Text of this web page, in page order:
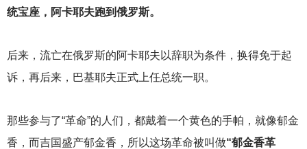
统宝座，阿卡耶夫跑到俄罗斯。
后来，流亡在俄罗斯的阿卡耶夫以辞职为条件，换得免于起
诉，再后来，巴基耶夫正式上任总统一职。
那些参与了“革命”的人们，都戴着一个黄色的手帕，就像郁金
香，而吉国盛产郁金香，所以这场革命被叫做“郁金香革